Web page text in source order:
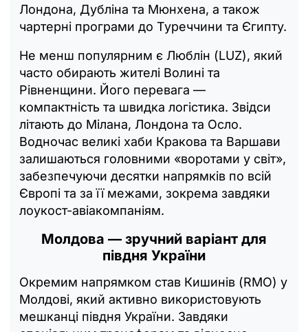
Лондона, Дубліна та Мюнхена, а також
чартерні програми до Туреччини та Єгипту.
Не менш популярним є Люблін (LUZ), який
часто обирають жителі Волині та
Рівненщини. Його перевага —
компактність та швидка логістика. Звідси
літають до Мілана, Лондона та Осло.
Водночас великі хаби Кракова та Варшави
залишаються головними «воротами у світ»,
забезпечуючи десятки напрямків по всій
Європі та за її межами, зокрема завдяки
лоукост-авіакомпаніям.
Молдова — зручний варіант для
півдня України
Окремим напрямком став Кишинів (RMO) у
Молдові, який активно використовують
мешканці півдня України. Завдяки